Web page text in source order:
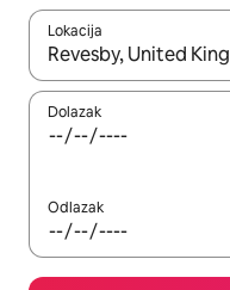
Lokacija
Kada budu dostupni
Dolazak
Odlazak